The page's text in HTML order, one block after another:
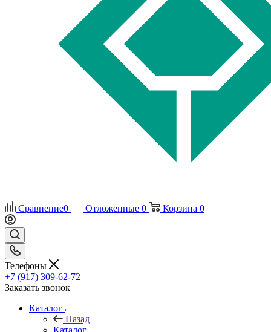
Сравнение0 Отложенные 0 Корзина 0
Телефоны
+7 (917) 309-62-72
Заказать звонок
Каталог
Назад
Каталог